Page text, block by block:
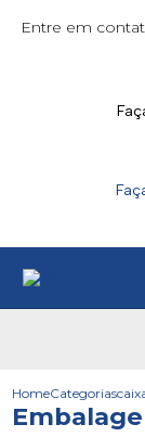
Entre em
HomeCategorias